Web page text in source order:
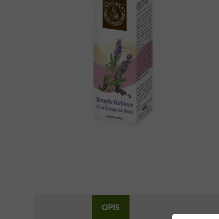
OPIS